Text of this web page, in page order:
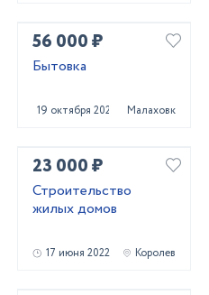
56 000 ₽
Бытовка
19 октября 2020 Малаховка
23 000 ₽
Строительство
жилых домов
17 июня 2022 Королев